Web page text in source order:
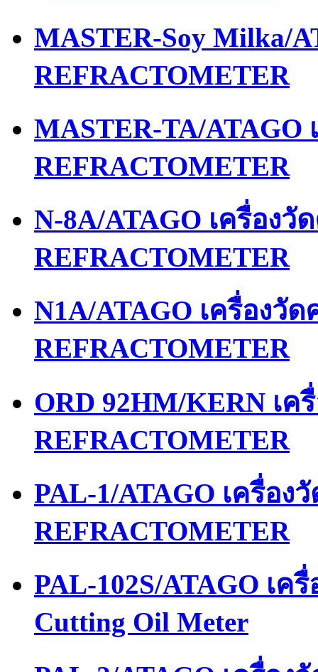
MASTER-Soy Milka/
REFRACTOMETER
MASTER-TA/
REFRACTOMETER
N-8A/ATAGO เครื่อง
REFRACTOMETER
N1A/ATAGO เครื่องวั
REFRACTOMETER
ORD 92HM/KERN เ
REFRACTOMETER
PAL-1/ATAGO เครื่อ
REFRACTOMETER
PAL-102S/ATAGO เ
Cutting Oil Meter